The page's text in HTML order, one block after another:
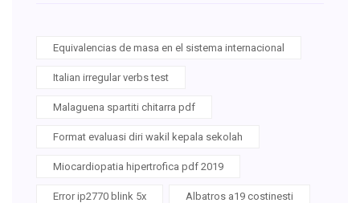
Equivalencias de masa en el sistema internacional
Italian irregular verbs test
Malaguena spartiti chitarra pdf
Format evaluasi diri wakil kepala sekolah
Miocardiopatia hipertrofica pdf 2019
Error ip2770 blink 5x Albatros a19 costinesti